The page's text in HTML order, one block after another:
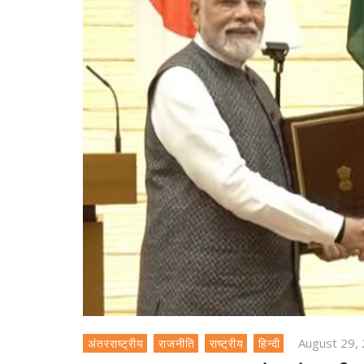
अंतरराष्ट्रीय राजनीति राष्ट्रीय हिन्दी August 29,